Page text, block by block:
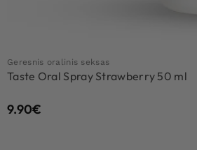
Geresnis oralinis seksas
Taste Oral Spray Strawberry 50 ml
9.90€